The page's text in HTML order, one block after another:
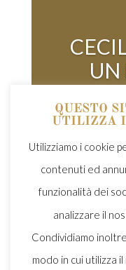
UN
da Riccardo
Ci sono
diventano
QUESTO
UTILIZZA I
Utilizziamo i cookie
contenuti ed
funzionalità dei
analizzare il
Condividiamo
modo in cui utilizza